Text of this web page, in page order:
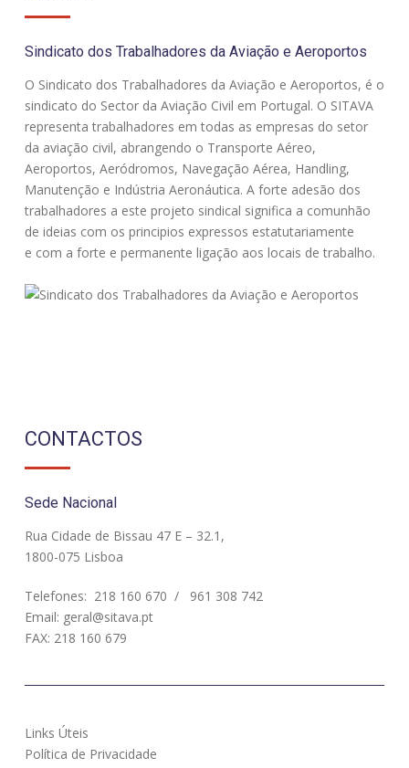
Sindicato dos Trabalhadores da Aviação e Aeroportos
O Sindicato dos Trabalhadores da Aviação e Aeroportos, é o
sindicato do Sector da Aviação Civil em Portugal. O SITAVA
representa trabalhadores em todas as empresas do setor
da aviação civil, abrangendo o Transporte Aéreo,
Aeroportos, Aeródromos, Navegação Aérea, Handling,
Manutenção e Indústria Aeronáutica. A forte adesão dos
trabalhadores a este projeto sindical significa a comunhão
de ideias com os principios expressos estatutariamente
e com a forte e permanente ligação aos locais de trabalho.
CONTACTOS
Sede Nacional
Rua Cidade de Bissau 47 E – 32.1,
1800-075 Lisboa
Telefones: 218 160 670 /
961 308 742
Email: geral@sitava.pt
FAX: 218 160 679
Links Úteis
Política de Privacidade